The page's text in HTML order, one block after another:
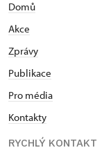
Domů
Akce
Zprávy
Publikace
Pro média
Kontakty
RYCHLÝ KONTAKT